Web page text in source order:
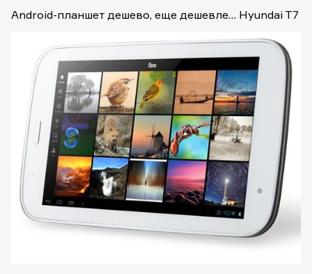
Android-планшет дешево, еще дешевле… Hyundai T7